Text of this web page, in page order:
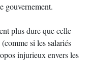
gouvernement.
plus dure que celle
si les salariés
injurieux envers les